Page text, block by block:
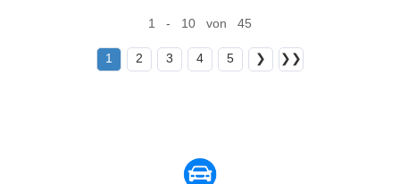
1 - 10 von 45
1 2 3 4 5 ❯ ❯❯